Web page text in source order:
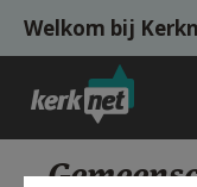
Overslaan en naar de
Welkom bij